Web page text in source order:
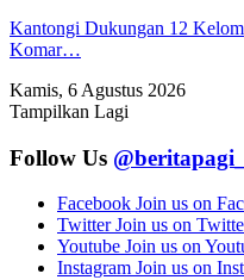
Kantongi Dukungan 12
Komar…
Kamis, 6 Agustus 2026
Tampilkan Lagi
Follow Us
Facebook Join us on
Twitter Join us on
Youtube Join us on
Instagram Join us on